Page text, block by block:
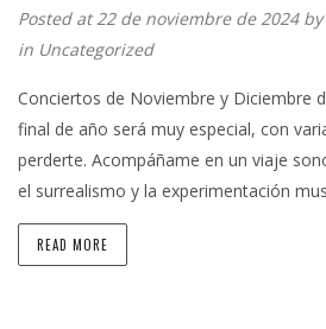
Posted at 22 de noviembre de 2024 by
in Uncategorized
Conciertos de Noviembre y Diciembre
final de año será muy especial, con
perderte. Acompáñame en un viaje
el surrealismo y la experimentación
READ MORE